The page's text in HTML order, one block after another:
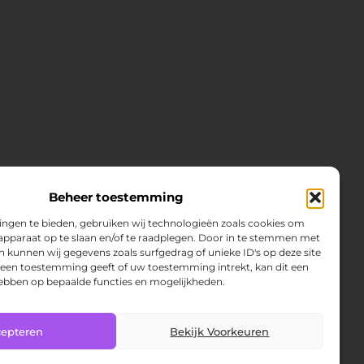
Beheer toestemming
te bieden, gebruiken wij technologieën zoals cookies om
op te slaan en/of te raadplegen. Door in te stemmen met
kunnen wij gegevens zoals surfgedrag of unieke ID's op deze site
toestemming geeft of uw toestemming intrekt, kan dit een
op bepaalde functies en mogelijkheden.
Bekijk Voorkeuren